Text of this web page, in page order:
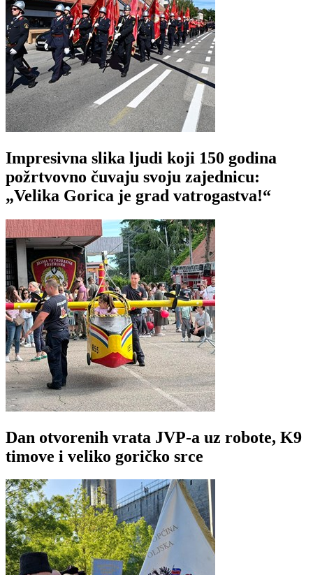
Impresivna slika ljudi koji 150 godina
požrtvovno čuvaju svoju zajednicu:
„Velika Gorica je grad vatrogastva!“
Dan otvorenih vrata JVP-a uz robote, K9
timove i veliko goričko srce